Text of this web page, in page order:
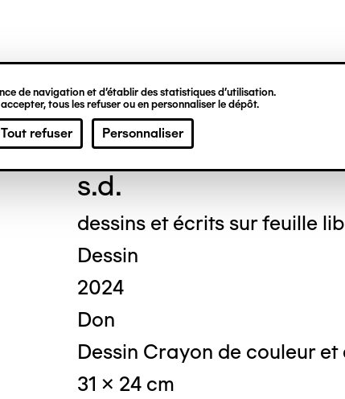
de navigation et d’établir des statistiques d’utilisation.
tous les refuser ou en personnaliser le dépôt.
Tout refuser Personnaliser
Georgine HU
s.d.
dessins et écrits sur feuille
Dessin
2024
Don
Dessin Crayon de couleur
31 x 24 cm